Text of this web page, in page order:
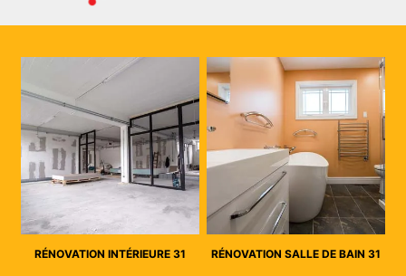
RÉNOVATION INTÉRIEURE 31 RÉNOVATION SALLE DE BAIN 31